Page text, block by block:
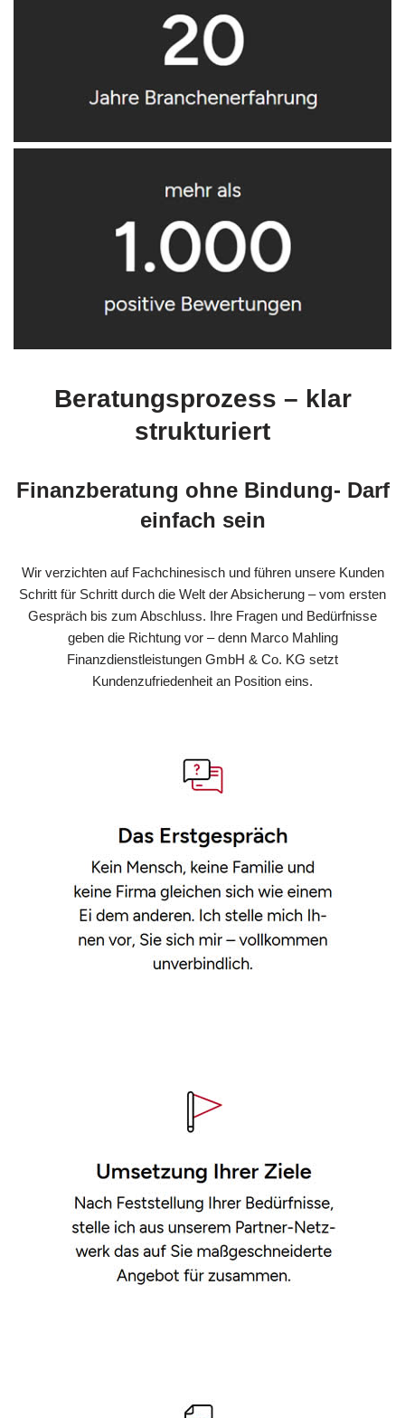
Beratungsprozess – klar
strukturiert
Finanzberatung ohne Bindung- Darf
einfach sein
Wir verzichten auf Fachchinesisch und führen unsere Kunden
Schritt für Schritt durch die Welt der Absicherung – vom ersten
Gespräch bis zum Abschluss. Ihre Fragen und Bedürfnisse
geben die Richtung vor – denn Marco Mahling
Finanzdienstleistungen GmbH & Co. KG setzt
Kundenzufriedenheit an Position eins.